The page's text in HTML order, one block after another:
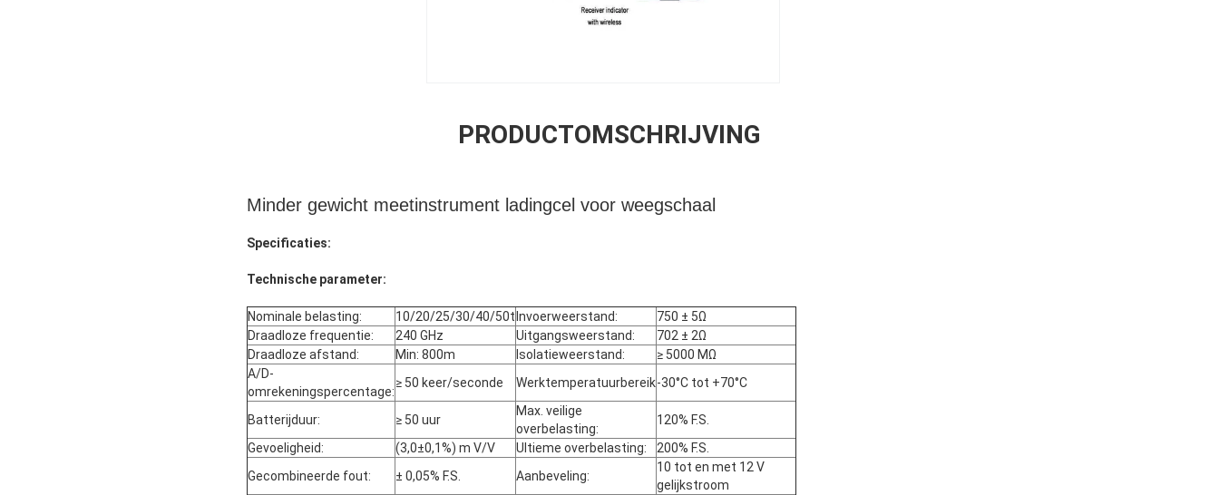
PRODUCTOMSCHRIJVING
Minder gewicht meetinstrument ladingcel voor weegschaal
Specificaties:
Technische parameter:
Nominale belasting: 10/20/25/30/40/50t Invoerweerstand:
750 ± 5Ω
Draadloze frequentie:
240 GHz Uitgangsweerstand:
702 ± 2Ω
Draadloze afstand:
Min: 800m Isolatieweerstand:
≥ 5000 MΩ
A/D-
omrekeningspercentage:
≥ 50 keer/seconde Werktemperatuurbereik-30°C tot +70°C
Batterijduur: ≥ 50 uur
Max. veilige
overbelasting:
120% F.S.
Gevoeligheid:
(3,0±0,1%) m V/V Ultieme overbelasting:
200% F.S.
Gecombineerde fout:
± 0,05% F.S. Aanbeveling:
10 tot en met 12 V
gelijkstroom